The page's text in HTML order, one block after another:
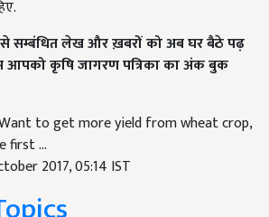
कृषि जागरण पत्रिका का अंक बुक
first ...
2017, 05:14 IST